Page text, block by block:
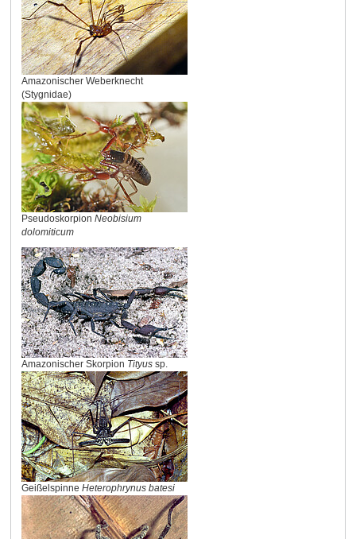
Amazonischer Weberknecht
(Stygnidae)
Pseudoskorpion Neobisium
dolomiticum
Amazonischer Skorpion Tityussp.
Geißelspinne Heterophrynus batesi